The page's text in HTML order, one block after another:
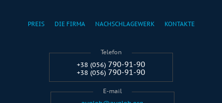
PREIS DIE FIRMA NACHSCHLAGEWERK KONTAKTE
Telefon
+38 (056) 790-91-90
+38 (056) 790-91-90
E-mail